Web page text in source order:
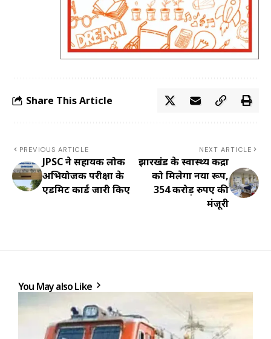
Share This Article
PREVIOUS ARTICLE
JPSC ने सहायक लोक
अभियोजक परीक्षा के
एडमिट कार्ड जारी किए
NEXT ARTICLE
झारखंड के स्वास्थ्य केंद्रों
को मिलेगा नया रूप,
354 करोड़ रुपए की
मंजूरी
You May also Like